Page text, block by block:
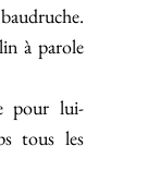
à parole
pour lui-
tous les